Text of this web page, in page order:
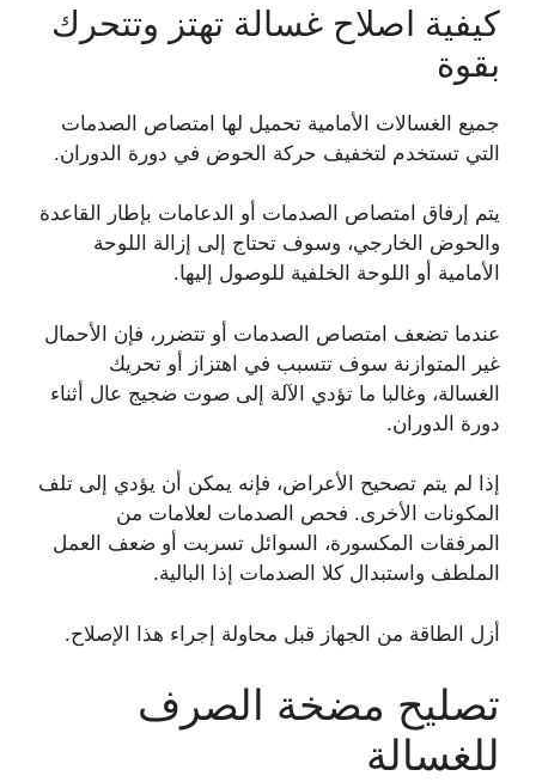
كيفية اصلاح غسالة تهتز وتتحرك
بقوة
جميع الغسالات الأمامية تحميل لها امتصاص الصدمات
التي تستخدم لتخفيف حركة الحوض في دورة الدوران.
يتم إرفاق امتصاص الصدمات أو الدعامات بإطار القاعدة
والحوض الخارجي، وسوف تحتاج إلى إزالة اللوحة
الأمامية أو اللوحة الخلفية للوصول إليها.
عندما تضعف امتصاص الصدمات أو تتضرر، فإن الأحمال
غير المتوازنة سوف تتسبب في اهتزاز أو تحريك
الغسالة، وغالبا ما تؤدي الآلة إلى صوت ضجيج عال أثناء
دورة الدوران.
إذا لم يتم تصحيح الأعراض، فإنه يمكن أن يؤدي إلى تلف
المكونات الأخرى. فحص الصدمات لعلامات من
المرفقات المكسورة، السوائل تسربت أو ضعف العمل
الملطف واستبدال كلا الصدمات إذا البالية.
أزل الطاقة من الجهاز قبل محاولة إجراء هذا الإصلاح.
تصليح مضخة الصرف
للغسالة